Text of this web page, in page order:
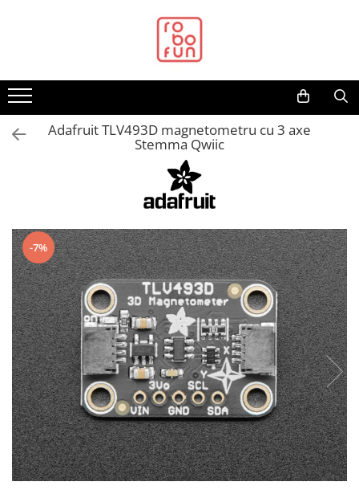
Arduino Original
Arduino Compatibil
Raspberry PI
Accesorii
Audio
Cabluri si Conectori
Camera
Cutii
LCD
Module
Adaptoare si convertoare
ADC
Audio
Adafruit TLV493D magnetometru cu 3 axe
Stemma Qwiic
-7%